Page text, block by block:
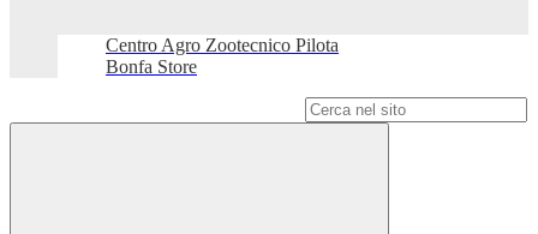
Centro Agro Zootecnico Pilota
Bonfa Store